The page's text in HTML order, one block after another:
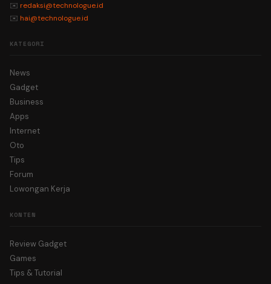
✉️ redaksi@technologue.id
✉️ hai@technologue.id
KATEGORI
News
Gadget
Business
Apps
Internet
Oto
Tips
Forum
Lowongan Kerja
KONTEN
Review Gadget
Games
Tips & Tutorial